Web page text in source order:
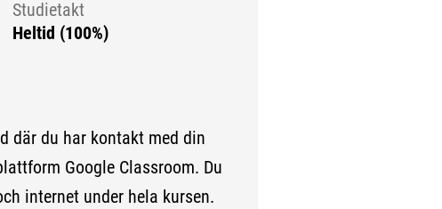
Studietakt
Heltid (100%)
där du har kontakt med din
Google Classroom. Du
internet under hela kursen.